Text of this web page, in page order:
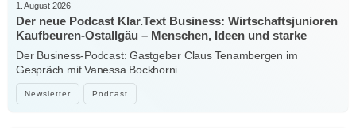
Newsletter Podcast
1. August 2026
Der neue Podcast Klar.Text Business: Wirtschaftsjunioren
Kaufbeuren-Ostallgäu – Menschen, Ideen und starke
Verbindungen
Der Business-Podcast: Gastgeber Claus Tenambergen im
Gespräch mit Vanessa Bockhorni…